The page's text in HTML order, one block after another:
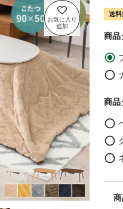
送料
商品
商品